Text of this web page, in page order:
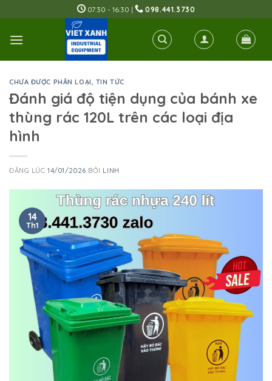
to
content
07:30 - 16:30 | 098.441.3730
CHƯA ĐƯỢC PHÂN LOẠI, TIN TỨC
Đánh giá độ tiện dụng của bánh xe
thùng rác 120L trên các loại địa
hình
ĐĂNG LÚC14/01/2026 BỞI LINH
14
Th1